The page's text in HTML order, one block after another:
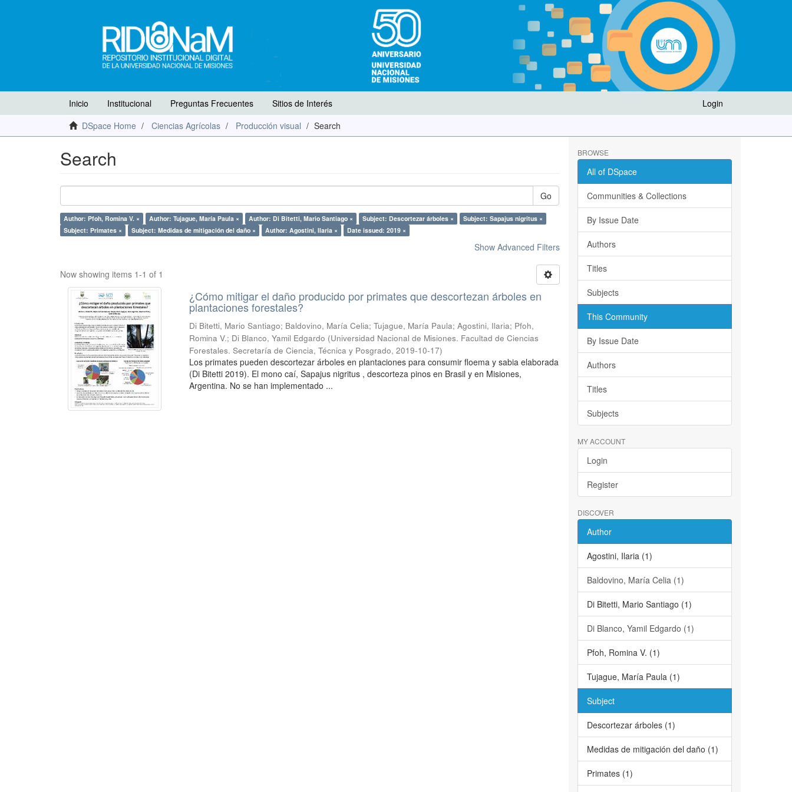
Login
Inicio Institucional Preguntas Frecuentes
Sitios de Interés
DSpace Home
Ciencias Agrícolas Producción visual Search
Search
Go
Author: Pfoh, Romina V. × Author: Tujague, María Paula × Author: Di Bitetti, Mario Santiago × Subject: Descortezar árboles ×
Subject: Sapajus nigritus ×
Subject: Primates ×
Subject: Medidas de mitigación del daño × Author: Agostini, Ilaria × Date issued: 2019 ×
Show Advanced Filters
Now showing items 1-1 of 1
¿Cómo mitigar el daño producido por primates que descortezan árboles en
plantaciones forestales?
Di Bitetti, Mario Santiago; Baldovino, María Celia; Tujague, María Paula; Agostini, Ilaria; Pfoh,
Romina V.; Di Blanco, Yamil Edgardo (Universidad Nacional de Misiones. Facultad de Ciencias
Forestales. Secretaría de Ciencia, Técnica y Posgrado,2019-10-17)
Los primates pueden descortezar árboles en plantaciones para consumir floema y sabia elaborada
(Di Bitetti 2019). El mono caí, Sapajus nigritus , descorteza pinos en Brasil y en Misiones,
Argentina. No se han implementado ...
BROWSE
All of DSpace
Communities & Collections
By Issue Date
Authors
Titles
Subjects
This Community
By Issue Date
Authors
Titles
Subjects
MY ACCOUNT
Login
Register
DISCOVER
Author
Agostini, Ilaria (1)
Baldovino, María Celia (1)
Di Bitetti, Mario Santiago (1)
Di Blanco, Yamil Edgardo (1)
Pfoh, Romina V. (1)
Tujague, María Paula (1)
Subject
Descortezar árboles (1)
Medidas de mitigación del daño (1)
Primates (1)